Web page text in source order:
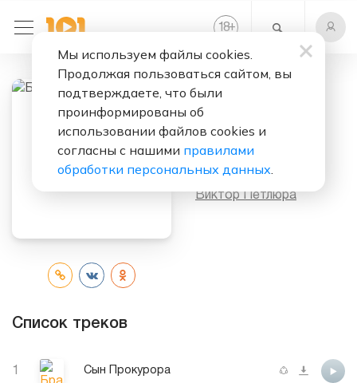
18+
Слушать бесплатно
Исполнитель:
Виктор Петлюра
Список треков
1 Сын Прокурора
Мы используем файлы cookies.
Продолжая пользоваться сайтом, вы
подтверждаете, что были
проинформированы об
использовании файлов cookies и
согласны с нашими правилами
обработки персональных данных.